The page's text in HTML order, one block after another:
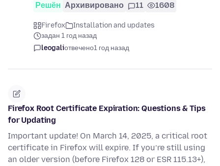
Решён Архивировано 11 1608
Firefox
Installation and updates
задан 1 год назад
leogaliотвечено1 год назад
Firefox Root Certificate Expiration: Questions & Tips
for Updating
Important update! On March 14, 2025, a critical root
certificate in Firefox will expire. If you’re still using
an older version (before Firefox 128 or ESR 115.13+),